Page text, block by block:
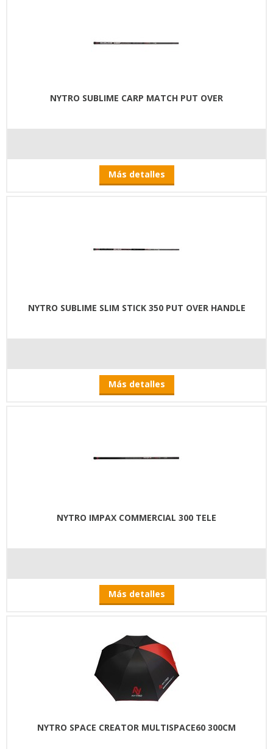
NYTRO SUBLIME CARP MATCH PUT OVER
Más detalles
NYTRO SUBLIME SLIM STICK 350 PUT OVER HANDLE
Más detalles
NYTRO IMPAX COMMERCIAL 300 TELE
Más detalles
NYTRO SPACE CREATOR MULTISPACE60 300CM